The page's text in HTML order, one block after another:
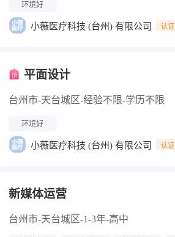
环境好
小薇医疗科技 (台州) 有限公司 认证
平面设计
台州市-天台城区-经验不限-学历不限
环境好
小薇医疗科技 (台州) 有限公司 认证
新媒体运营
台州市-天台城区-1-3年-高中